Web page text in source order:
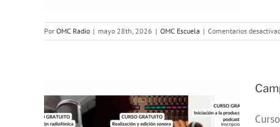
Por OMC Radio | mayo 28th, 2026 | OMC Escuela | Comentarios